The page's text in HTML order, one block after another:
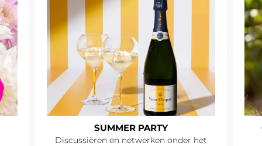
SUMMER PARTY
Discussiëren en netwerken onder het